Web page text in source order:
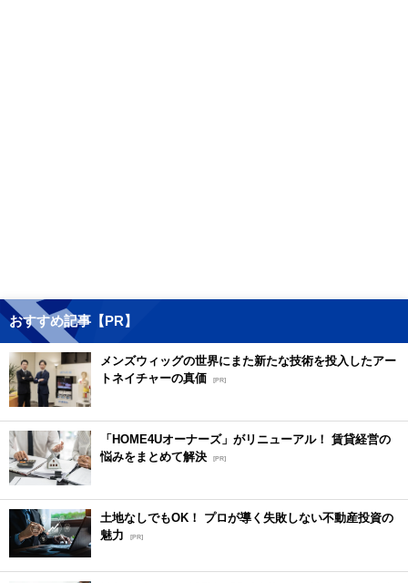
おすすめ記事【PR】
メンズウィッグの世界にまた新たな技術を投入したアー
トネイチャーの真価 [PR]
「HOME4Uオーナーズ」がリニューアル！ 賃貸経営の
悩みをまとめて解決 [PR]
土地なしでもOK！ プロが導く失敗しない不動産投資の
魅力
[PR]